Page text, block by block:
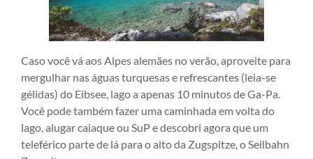
Caso você vá aos Alpes alemães no verão, aproveite para
mergulhar nas águas turquesas e refrescantes (leia-se
gélidas) do Eibsee, lago a apenas 10 minutos de Ga-Pa.
Você pode também fazer uma caminhada em volta do
lago, alugar caiaque ou SuP e descobri agora que um
teleférico parte de lá para o alto da Zugspitze, o Seilbahn